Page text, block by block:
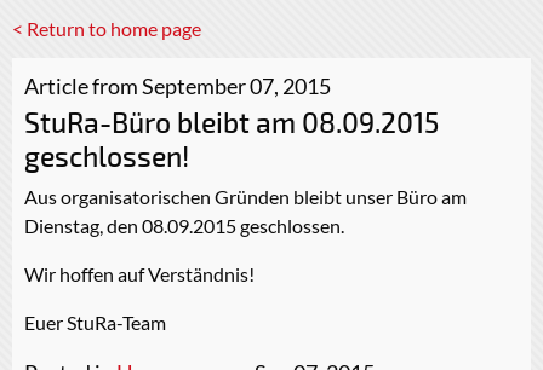
< Return to home page
Article from September 07, 2015
StuRa-Büro bleibt am 08.09.2015
geschlossen!
Aus organisatorischen Gründen bleibt unser Büro am
Dienstag, den 08.09.2015 geschlossen.
Wir hoffen auf Verständnis!
Euer StuRa-Team